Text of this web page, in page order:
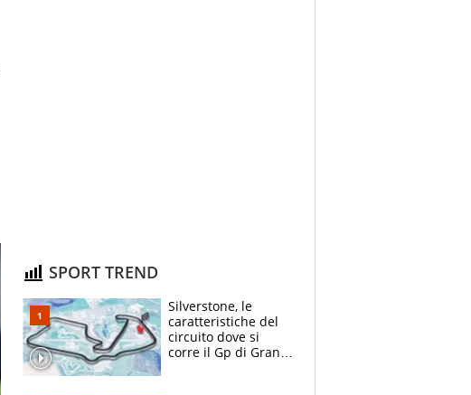
SPORT TREND
Silverstone, le
caratteristiche del
circuito dove si
corre il Gp di Gran